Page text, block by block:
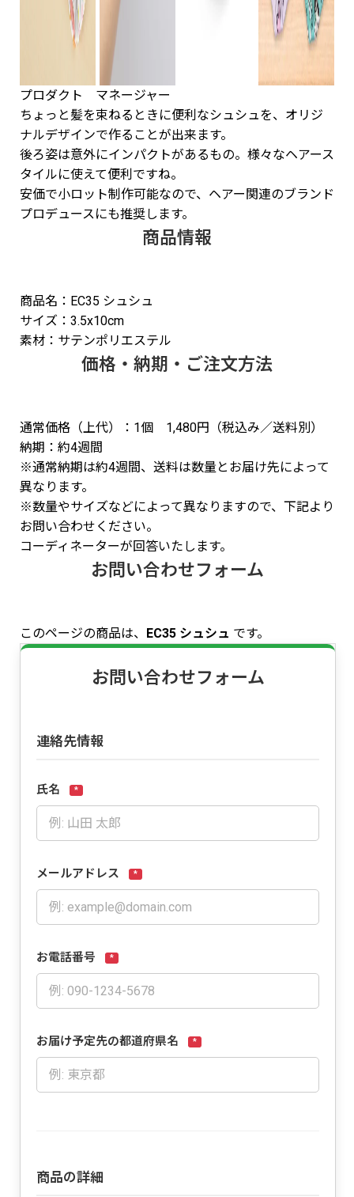
プロダクト マネージャー
ちょっと髪を束ねるときに便利なシュシュを、オリジ
ナルデザインで作ることが出来ます。
後ろ姿は意外にインパクトがあるもの。様々なヘアース
タイルに使えて便利ですね。
安価で小ロット制作可能なので、ヘアー関連のブランド
プロデュースにも推奨します。
商品情報
商品名：EC35 シュシュ
サイズ：3.5x10cm
素材：サテンポリエステル
価格・納期・ご注文方法
通常価格（上代）：1個 1,480円（税込み／送料別）
納期：約4週間
※通常納期は約4週間、送料は数量とお届け先によって
異なります。
※数量やサイズなどによって異なりますので、下記より
お問い合わせください。
コーディネーターが回答いたします。
お問い合わせフォーム
このページの商品は、 EC35 シュシュ です。
お問い合わせフォーム
連絡先情報
氏名 *
メールアドレス *
お電話番号 *
お届け予定先の都道府県名 *
商品の詳細